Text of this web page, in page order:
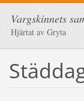
Vargskinnets
Hjärtat av Gryta